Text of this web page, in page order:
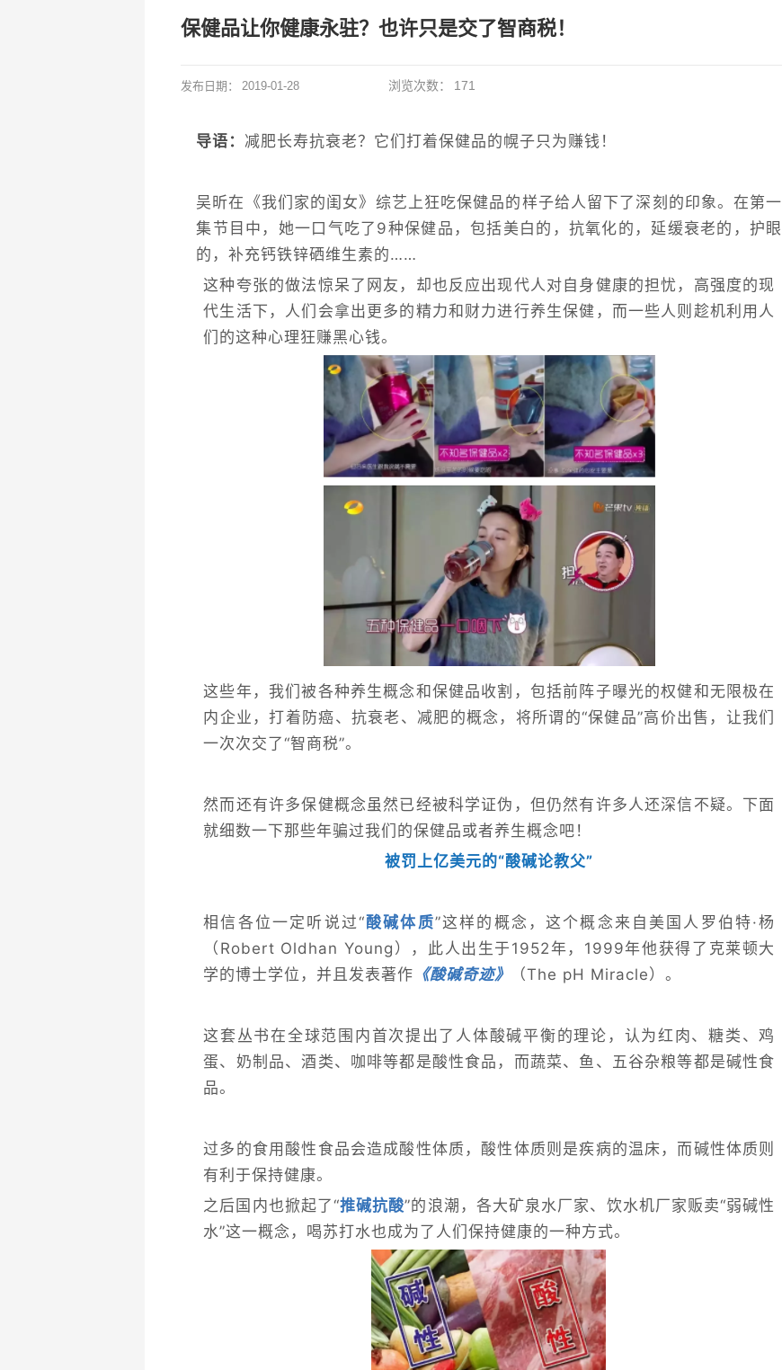
保健品让你健康永驻？也许只是交了智商税！
发布日期： 2019-01-28 浏览次数： 171
导语： 减肥长寿抗衰老？它们打着保健品的幌子只为赚钱！
吴昕在《我们家的闺女》综艺上狂吃保健品的样子给人留下了深刻的印象。在第一
集节目中，她一口气吃了9种保健品，包括美白的，抗氧化的，延缓衰老的，护眼
的，补充钙铁锌硒维生素的……
这种夸张的做法惊呆了网友，却也反应出现代人对自身健康的担忧，高强度的现
代生活下，人们会拿出更多的精力和财力进行养生保健，而一些人则趁机利用人
们的这种心理狂赚黑心钱。
这些年，我们被各种养生概念和保健品收割，包括前阵子曝光的权健和无限极在
内企业，打着防癌、抗衰老、减肥的概念，将所谓的“保健品”高价出售，让我们
一次次交了“智商税”。
然而还有许多保健概念虽然已经被科学证伪，但仍然有许多人还深信不疑。下面
就细数一下那些年骗过我们的保健品或者养生概念吧！
被罚上亿美元的“酸碱论教父”
相信各位一定听说过“酸碱体质”这样的概念，这个概念来自美国人罗伯特·杨
（Robert Oldhan Young），此人出生于1952年，1999年他获得了克莱顿大
学的博士学位，并且发表著作 《酸碱奇迹》 （The pH Miracle）。
这套丛书在全球范围内首次提出了人体酸碱平衡的理论，认为红肉、糖类、鸡
蛋、奶制品、酒类、咖啡等都是酸性食品，而蔬菜、鱼、五谷杂粮等都是碱性食
品。
过多的食用酸性食品会造成酸性体质，酸性体质则是疾病的温床，而碱性体质则
有利于保持健康。
之后国内也掀起了“推碱抗酸”的浪潮，各大矿泉水厂家、饮水机厂家贩卖“弱碱性
水”这一概念，喝苏打水也成为了人们保持健康的一种方式。